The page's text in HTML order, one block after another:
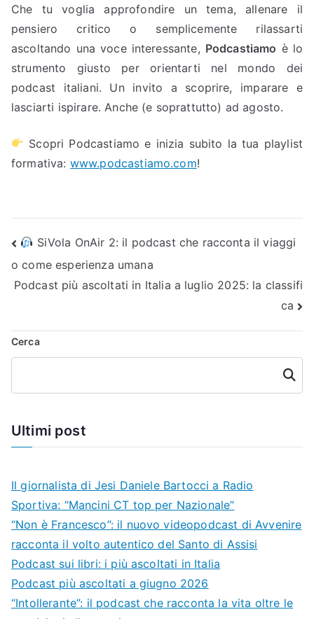
Che tu voglia approfondire un tema, allenare il
pensiero critico o semplicemente rilassarti
ascoltando una voce interessante, Podcastiamo è lo
strumento giusto per orientarti nel mondo dei
podcast italiani. Un invito a scoprire, imparare e
lasciarti ispirare. Anche (e soprattutto) ad agosto.
Scopri Podcastiamo e inizia subito la tua playlist
formativa: www.podcastiamo.com!
Navigazione
articoli
SiVola OnAir 2: il podcast che racconta il viaggi
o come esperienza umana
Podcast più ascoltati in Italia a luglio 2025: la classifi
ca
Cerca
Cerca
Ultimi post
Il giornalista di Jesi Daniele Bartocci a Radio
Sportiva: “Mancini CT top per Nazionale”
“Non è Francesco”: il nuovo videopodcast di Avvenire
racconta il volto autentico del Santo di Assisi
Podcast sui libri: i più ascoltati in Italia
Podcast più ascoltati a giugno 2026
“Intollerante”: il podcast che racconta la vita oltre le